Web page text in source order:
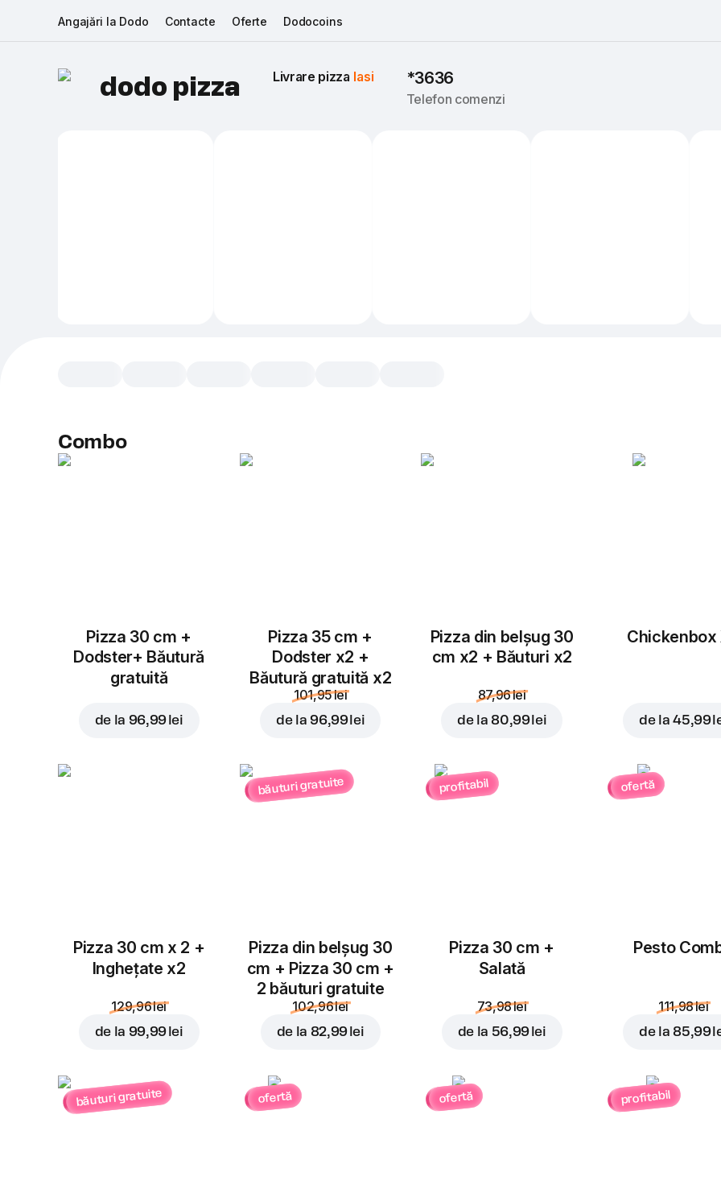
Angajări la Dodo Contacte Oferte Dodocoins
dodo pizza Livrare pizza Iasi *3636
Telefon comenzi
Adaugă topping
Combo
Pizza 30 cm +
Dodster+ Băutură
gratuită
de la 96,99 lei
Pizza 35 cm +
Dodster x2 +
Băutură gratuită x2
101,95 lei
de la 96,99 lei
Pizza din belșug 30
cm x2 + Băuturi x2
87,96 lei
de la 80,99 lei
Chickenbox
de la45,99
Pizza 30 cm x 2 +
Inghețate x2
129,96 lei
de la 99,99 lei
băuturi gratuite
Pizza din belșug 30
cm + Pizza 30 cm +
2 băuturi gratuite
102,96 lei
de la 82,99 lei
profitabil
Pizza 30 cm +
Salată
73,98 lei
de la 56,99 lei
ofertă
Pesto
111,98 lei
de la 85,99
băuturi gratuite ofertă ofertă profitabil